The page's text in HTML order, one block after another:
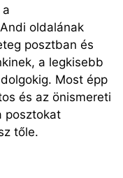
oldalának
posztban és
a legkisebb
Most épp
és az önismereti
posztokat
tőle.